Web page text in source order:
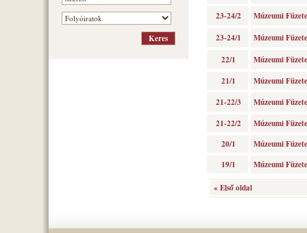
23-24/2
Múzeumi
23-24/1
Múzeumi
22/1
Múzeumi
21/1
Múzeumi
21-22/3
Múzeumi
21-22/2
Múzeumi
20/1
Múzeumi
19/1
Múzeumi
« Első oldal